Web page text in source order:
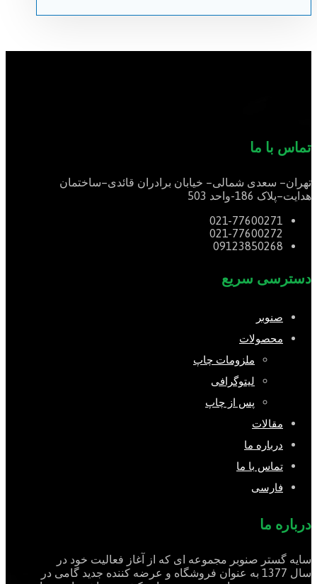
تماس با ما
تهران– سعدی شمالی– خیابان برادران قائدی–ساختمان
هدایت–پلاک واحد
021-77600271
021-77600272
09123850268
دسترسی سریع
صنوبر
محصولات
ملزومات چاپ
لیتوگرافی
پس از چاپ
مقالات
درباره ما
تماس با ما
فارسی
درباره ما
سایه گستر صنوبر مجموعه ای که از آغاز فعالیت خود در
سال 1377 به عنوان فروشگاه و عرضه کننده جدید گامی در